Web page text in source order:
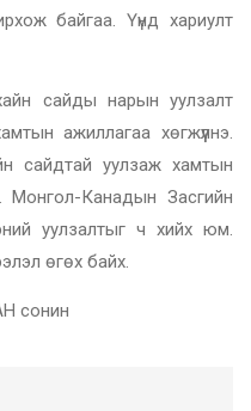
байгаа. Үүнд хариулт
сайды нарын уулзалт
ажиллагаа хөгжүүлнэ.
сайдтай уулзаж хамтын
Монгол-Канадын Засгийн
уулзалтыг ч хийх юм.
өгөх байх.
сонин